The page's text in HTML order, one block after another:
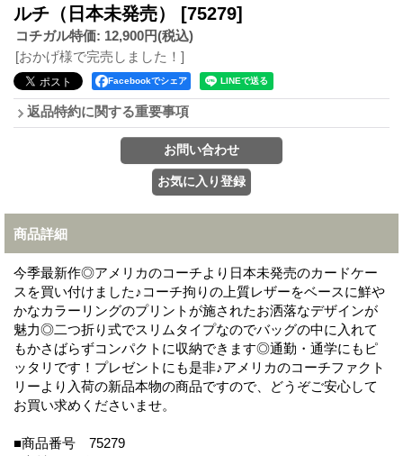
ルチ（日本未発売） [75279]
コチガル特価: 12,900円(税込)
[おかげ様で完売しました！]
Facebookでシェア
返品特約に関する重要事項
商品詳細
今季最新作◎アメリカのコーチより日本未発売のカードケー
スを買い付けました♪コーチ拘りの上質レザーをベースに鮮や
かなカラーリングのプリントが施されたお洒落なデザインが
魅力◎二つ折り式でスリムタイプなのでバッグの中に入れて
もかさばらずコンパクトに収納できます◎通勤・通学にもピ
ッタリです！プレゼントにも是非♪アメリカのコーチファクト
リーより入荷の新品本物の商品ですので、どうぞご安心して
お買い求めくださいませ。
■商品番号 75279